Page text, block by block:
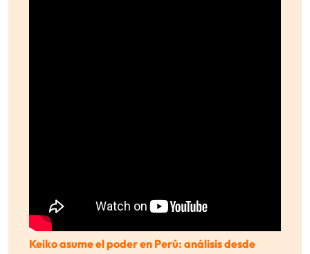
Keiko asume el poder en Perú: análisis desde